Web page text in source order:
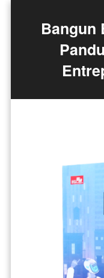
Bangun